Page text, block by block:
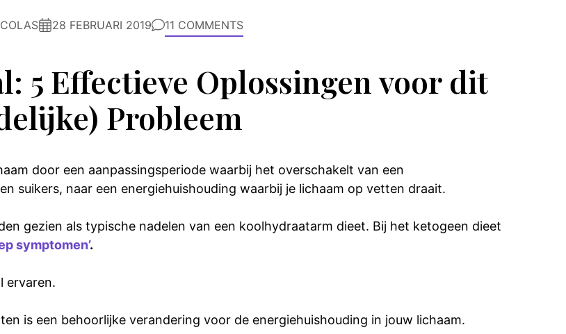
28 FEBRUARI 2019 11 COMMENTS
5 Effectieve Oplossingen voor dit
Probleem
door een aanpassingsperiode waarbij het overschakelt van een
suikers, naar een energiehuishouding waarbij je lichaam op vetten draait.
gezien als typische nadelen van een koolhydraatarm dieet. Bij het ketogeen dieet
symptomen’.
ervaren.
is een behoorlijke verandering voor de energiehuishouding in jouw lichaam.